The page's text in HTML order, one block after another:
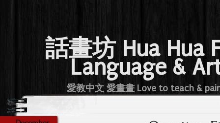
話畫坊 Hua Hua
Language &
愛教中文 愛畫畫 Love to teach &